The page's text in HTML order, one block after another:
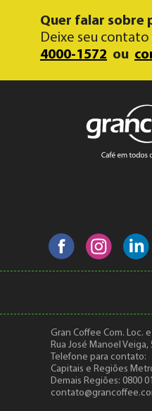
Quer falar sobre
Deixe seu
4000-1572 ou
Gran Coffee Com. Loc. e
Rua José Manoel Veiga,
Telefone para contato:
Capitais e Regiões
Demais Regiões: 0800